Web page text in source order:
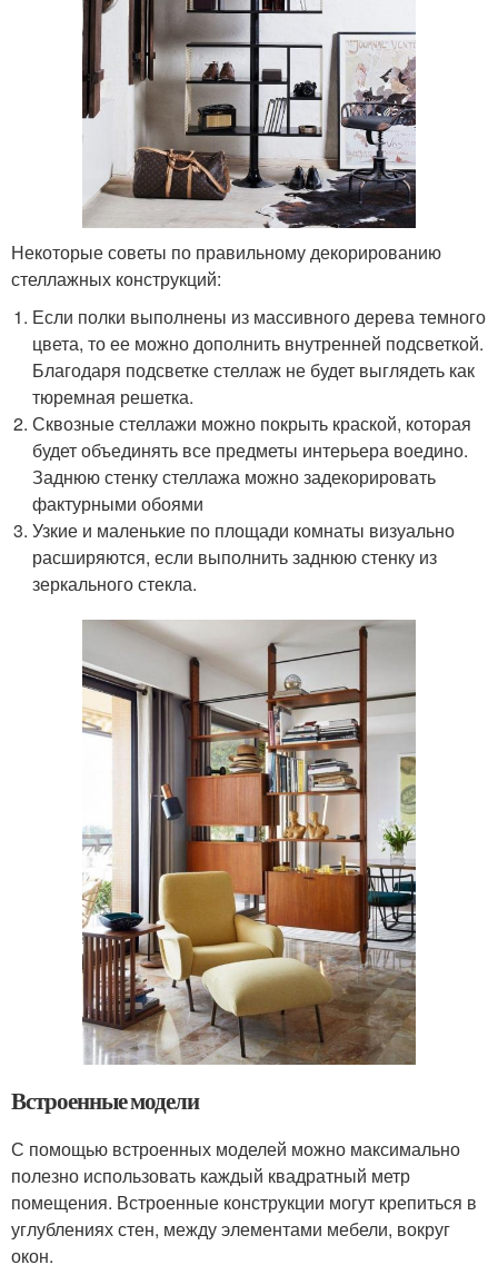
Некоторые советы по правильному декорированию
стеллажных конструкций:
Если полки выполнены из массивного дерева темного
цвета, то ее можно дополнить внутренней подсветкой.
Благодаря подсветке стеллаж не будет выглядеть как
тюремная решетка.
Сквозные стеллажи можно покрыть краской, которая
будет объединять все предметы интерьера воедино.
Заднюю стенку стеллажа можно задекорировать
фактурными обоями
Узкие и маленькие по площади комнаты визуально
расширяются, если выполнить заднюю стенку из
зеркального стекла.
Встроенные модели
С помощью встроенных моделей можно максимально
полезно использовать каждый квадратный метр
помещения. Встроенные конструкции могут крепиться в
углублениях стен, между элементами мебели, вокруг
окон.